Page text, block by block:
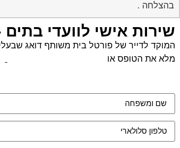
בהצלחה .
שירות אישי לוועדי
המוקד לדייר של פורטל בית משותף דואג שבעלי
מלא את הטופס או